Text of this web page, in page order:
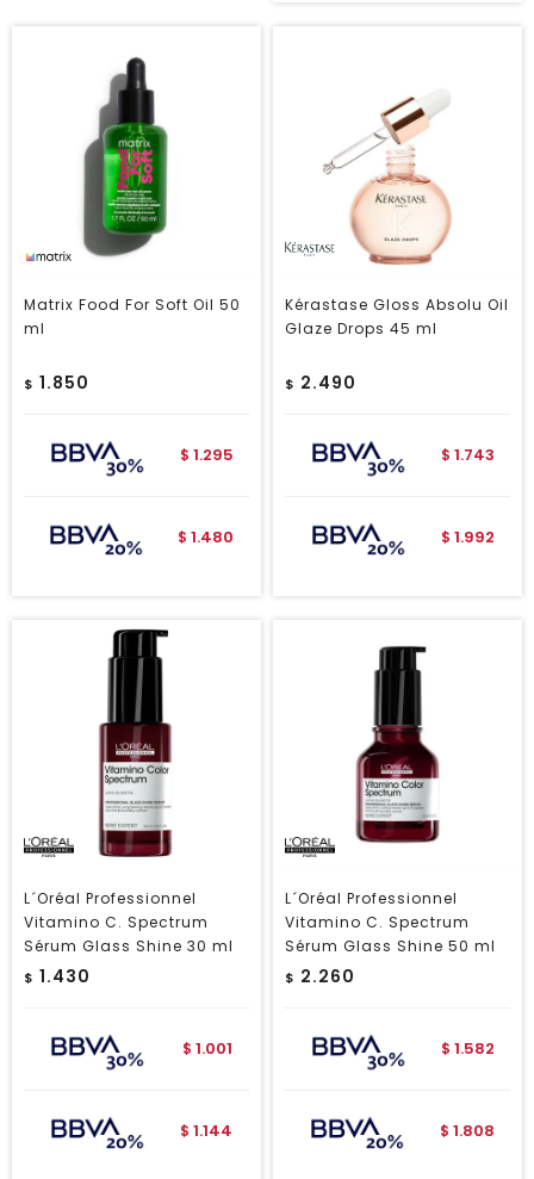
Matrix Food For Soft Oil 50
ml
$ 1.850
$ 1.295
$ 1.480
Kérastase Gloss Absolu Oil
Glaze Drops 45 ml
$ 2.490
$ 1.743
$ 1.992
L´Oréal Professionnel
Vitamino C. Spectrum
Sérum Glass Shine 30 ml
$ 1.430
$ 1.001
$ 1.144
L´Oréal Professionnel
Vitamino C. Spectrum
Sérum Glass Shine 50 ml
$ 2.260
$ 1.582
$ 1.808